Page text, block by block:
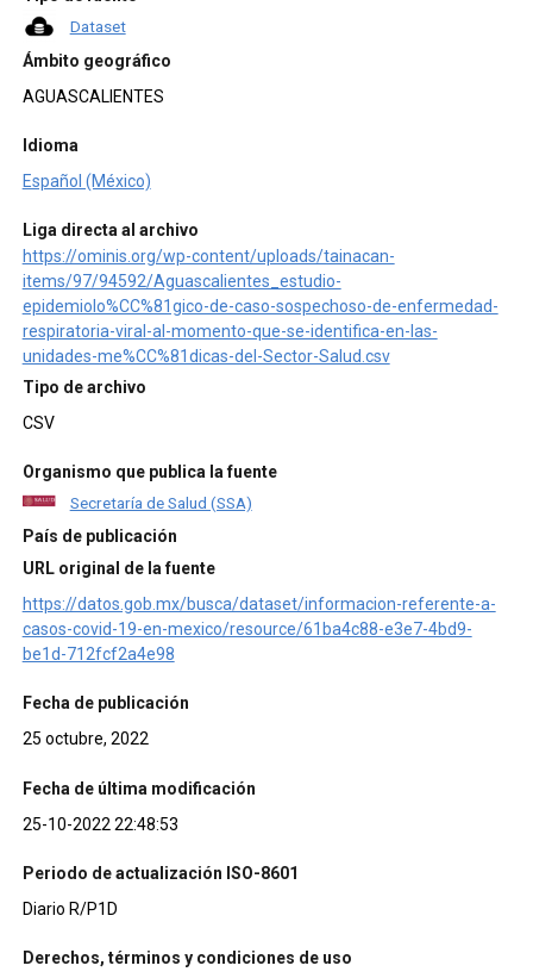
Dataset
Ámbito geográfico
AGUASCALIENTES
Idioma
Español (México)
Liga directa al archivo
https://ominis.org/wp-content/uploads/tainacan-
items/97/94592/Aguascalientes_estudio-
epidemiolo%CC%81gico-de-caso-sospechoso-de-enfermedad-
respiratoria-viral-al-momento-que-se-identifica-en-las-
unidades-me%CC%81dicas-del-Sector-Salud.csv
Tipo de archivo
CSV
Organismo que publica la fuente
Secretaría de Salud (SSA)
País de publicación
URL original de la fuente
https://datos.gob.mx/busca/dataset/informacion-referente-a-
casos-covid-19-en-mexico/resource/61ba4c88-e3e7-4bd9-
be1d-712fcf2a4e98
Fecha de publicación
25 octubre, 2022
Fecha de última modificación
25-10-2022 22:48:53
Periodo de actualización ISO-8601
Diario R/P1D
Derechos, términos y condiciones de uso